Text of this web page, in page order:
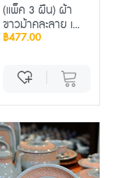
(แพ็ค 3 ผืน) ผ้า
ขาวม้าคละลาย เ...
฿477.00